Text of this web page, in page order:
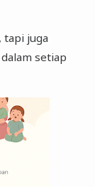
tapi juga
setiap